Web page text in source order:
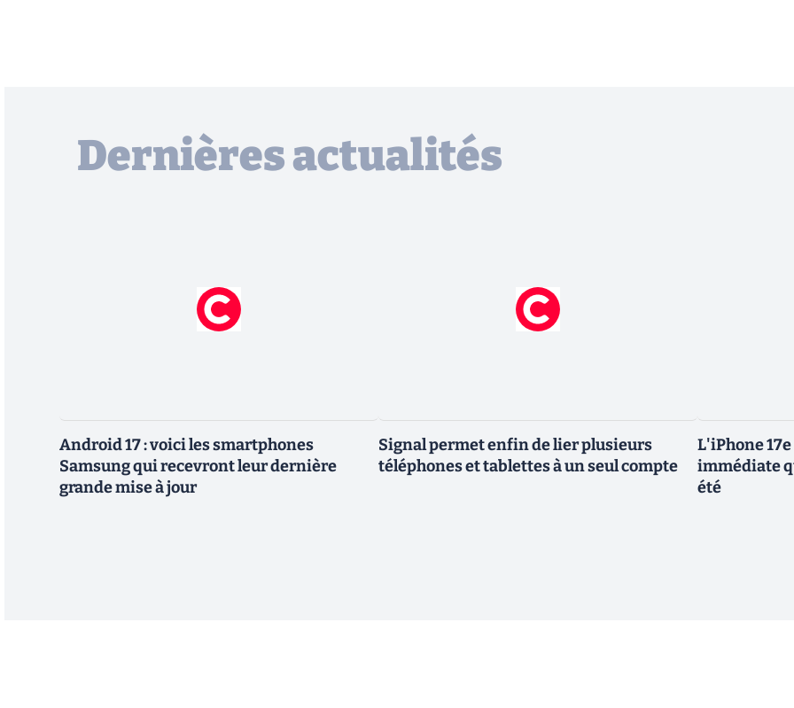
Dernières actualités
Android 17 : voici les smartphones
Samsung qui recevront leur dernière
grande mise à jour
Signal permet enfin de lier plusieurs
téléphones et tablettes à un seul compte
L'iPhone
immédiate
été